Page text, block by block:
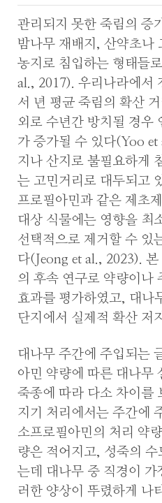
관리되지 못한 죽림의 증
밤나무 재배지, 산약초나
농지로 침입하는 형태들
al., 2017). 우리나라에서
서 년 평균 죽림의 확산
외로 수년간 방치될 경우
가 증가될 수 있다(Yoo
지나 산지로 불필요하게
는 고민거리로 대두되고
프로필아민과 같은 제초
대상 식물에는 영향을 최
선택적으로 제거할 수 있
다(Jeong et al., 2023).
의 후속 연구로 약량이나
효과를 평가하였고, 대나
단지에서 실제적 확산 저
대나무 주간에 주입되는
아민 약량에 따른 대나무
죽종에 따라 다소 차이를
지기 처리에서는 주간에
소프로필아민의 처리 약
량은 적어지고, 성죽의
는데 대나무 중 직경이 가
러한 양상이 뚜렸하게 나